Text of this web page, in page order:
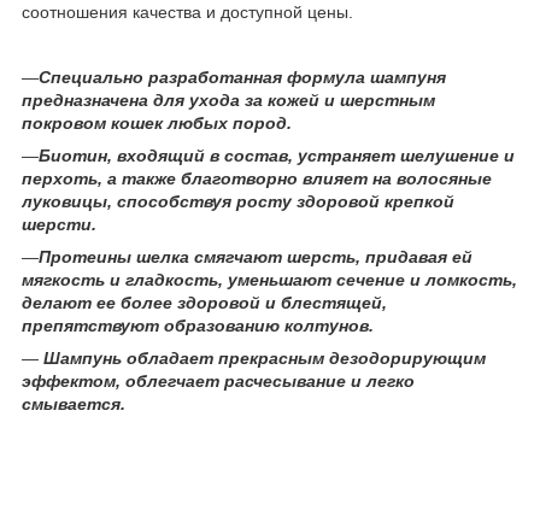
соотношения качества и доступной цены.
—Специально разработанная формула шампуня
предназначена для ухода за кожей и шерстным
покровом кошек любых пород.
—Биотин, входящий в состав, устраняет шелушение и
перхоть, а также благотворно влияет на волосяные
луковицы, способствуя росту здоровой крепкой
шерсти.
—Протеины шелка смягчают шерсть, придавая ей
мягкость и гладкость, уменьшают сечение и ломкость,
делают ее более здоровой и блестящей,
препятствуют образованию колтунов.
— Шампунь обладает прекрасным дезодорирующим
эффектом, облегчает расчесывание и легко
смывается.